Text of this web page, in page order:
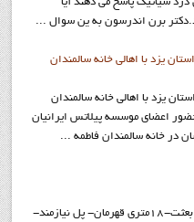
درد سیاتیک پاسخ می دهند آیا
برن اندرسون به ین سوال ...
یزد با اهالی خانه سالمندان
یزد با اهالی خانه سالمندان
در روز جمعه مورخ ۹۵/۰۳/۲۱ با حضور اعضاي موسسه پيلاتس ايرانيان
در خانه سالمندان فاطمه ...
... مريم کوچعلي: باشگاه پيلاتس آسا:بلوار بعثت-18متری قهرمان- پل نیازمند-